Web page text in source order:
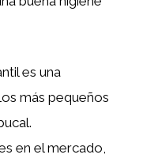
es una
más pequeños
en el mercado,